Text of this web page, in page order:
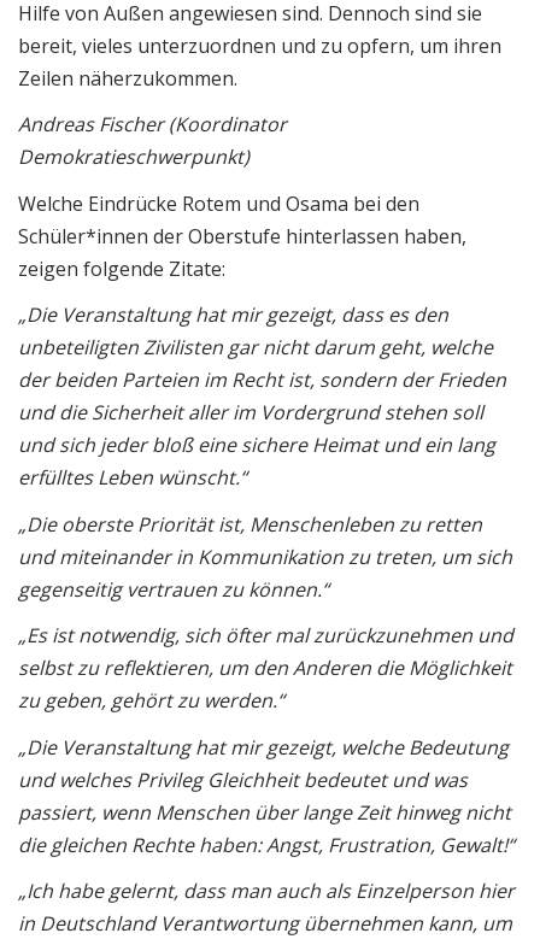
Hilfe von Außen angewiesen sind. Dennoch sind sie
bereit, vieles unterzuordnen und zu opfern, um ihren
Zeilen näherzukommen.
Andreas Fischer (Koordinator
Demokratieschwerpunkt)
Welche Eindrücke Rotem und Osama bei den
Schüler*innen der Oberstufe hinterlassen haben,
zeigen folgende Zitate:
„Die Veranstaltung hat mir gezeigt, dass es den
unbeteiligten Zivilisten gar nicht darum geht, welche
der beiden Parteien im Recht ist, sondern der Frieden
und die Sicherheit aller im Vordergrund stehen soll
und sich jeder bloß eine sichere Heimat und ein lang
erfülltes Leben wünscht.“
„Die oberste Priorität ist, Menschenleben zu retten
und miteinander in Kommunikation zu treten, um sich
gegenseitig vertrauen zu können.“
„Es ist notwendig, sich öfter mal zurückzunehmen und
selbst zu reflektieren, um den Anderen die Möglichkeit
zu geben, gehört zu werden.“
„Die Veranstaltung hat mir gezeigt, welche Bedeutung
und welches Privileg Gleichheit bedeutet und was
passiert, wenn Menschen über lange Zeit hinweg nicht
die gleichen Rechte haben: Angst, Frustration, Gewalt!“
„Ich habe gelernt, dass man auch als Einzelperson hier
in Deutschland Verantwortung übernehmen kann, um